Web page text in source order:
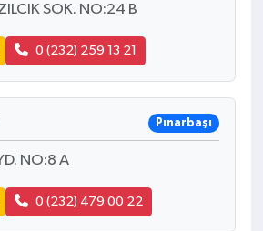
SOK. NO:24 B
0 (232) 259 13 21
Pınarbaşı
NO:8 A
0 (232) 479 00 22